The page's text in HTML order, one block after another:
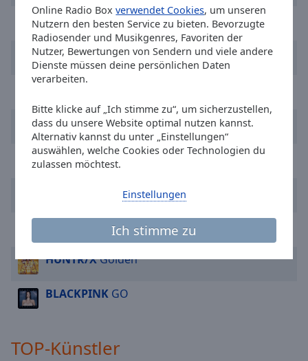
Online Radio Boxverwendet Cookies, um unseren
Nutzern den besten Service zu bieten. Bevorzugte
Radiosender und Musikgenres, Favoriten der
Nutzer, Bewertungen von Sendern und viele andere
Dienste müssen deine persönlichen Daten
verarbeiten.
Bitte klicke auf „Ich stimme zu“, um sicherzustellen,
dass du unsere Website optimal nutzen kannst.
Alternativ kannst du unter „Einstellungen“
auswählen, welche Cookies oder Technologien du
zulassen möchtest.
Ich stimme zu
Einstellungen
window.
BTSDynamite
BLACKPINKJUMP
BTSButter (Instrumental)
Jung KookStanding Next to You
JiminWho
Mood
Seven
HUNTR/XGolden
BLACKPINK GO
TOP-Künstler